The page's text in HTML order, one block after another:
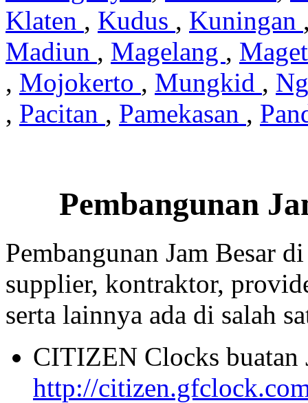
Klaten , Kudus , Kuningan
Madiun , Magelang ,
, Mojokerto , Mungkid ,
, Pacitan , Pamekasan ,
Pembangunan
Pembangunan Jam Besar
supplier, kontraktor,
serta lainnya ada di salah
CITIZEN Clocks buatan
http://